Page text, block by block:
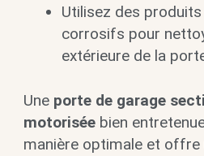
Utilisez des
corrosifs pour
extérieure de la
Une porte de garage
motoriséebien
manière optimale et offre